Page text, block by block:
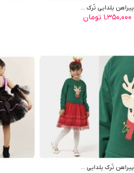
پيراهن يلدايي تُرک ...
۱,۳۵۰,۰۰۰ تومان
پيراهن تُرک يلدايي ...